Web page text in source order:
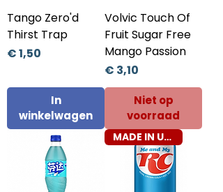
Tango Zero'd
Thirst Trap
Prijs
€ 1,50
In
winkelwagen
Volvic Touch Of
Fruit Sugar Free
Mango Passion
Prijs
€ 3,10
Niet op
voorraad
MADE IN USA